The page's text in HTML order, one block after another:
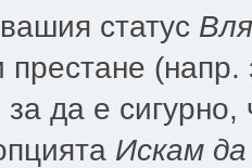
статус
престане
да е
Искам